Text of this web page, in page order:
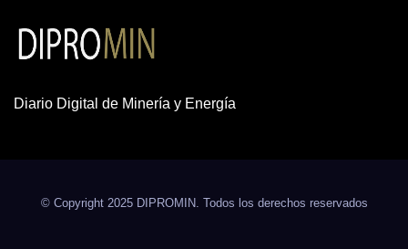
Diario Digital de Minería y Energía
© Copyright 2025 DIPROMIN. Todos los derechos reservados